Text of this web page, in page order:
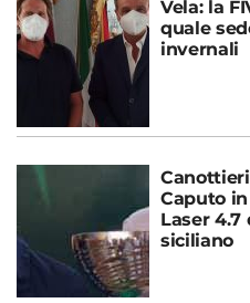
Vela: la
quale
invernali
Caputo
Laser 4.7
siciliano